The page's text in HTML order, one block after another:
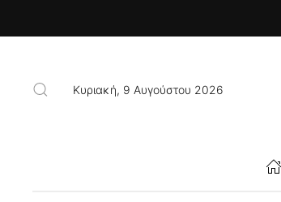
Κυριακή, 9 Αυγούστου 2026